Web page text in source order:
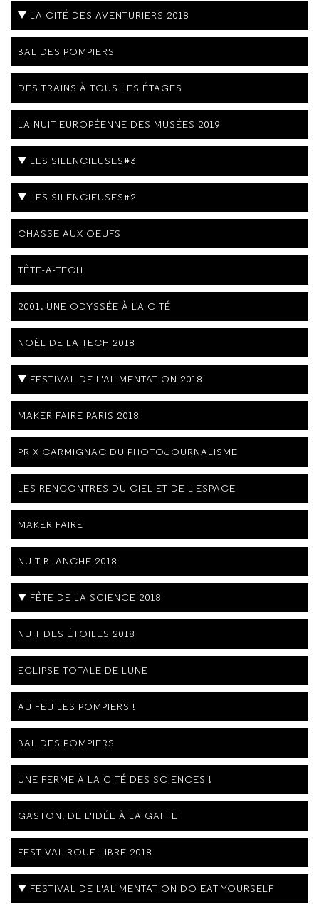
LA CITÉ DES AVENTURIERS 2018
BAL DES POMPIERS
DES TRAINS À TOUS LES ÉTAGES
LA NUIT EUROPÉENNE DES MUSÉES 2019
LES SILENCIEUSES#3
LES SILENCIEUSES#2
CHASSE AUX OEUFS
TÊTE-A-TECH
2001, UNE ODYSSÉE À LA CITÉ
NOËL DE LA TECH 2018
FESTIVAL DE L'ALIMENTATION 2018
MAKER FAIRE PARIS 2018
PRIX CARMIGNAC DU PHOTOJOURNALISME
LES RENCONTRES DU CIEL ET DE L'ESPACE
MAKER FAIRE
NUIT BLANCHE 2018
FÊTE DE LA SCIENCE 2018
NUIT DES ÉTOILES 2018
ECLIPSE TOTALE DE LUNE
AU FEU LES POMPIERS !
BAL DES POMPIERS
UNE FERME À LA CITÉ DES SCIENCES !
GASTON, DE L'IDÉE À LA GAFFE
FESTIVAL ROUE LIBRE 2018
FESTIVAL DE L'ALIMENTATION DO EAT YOURSELF